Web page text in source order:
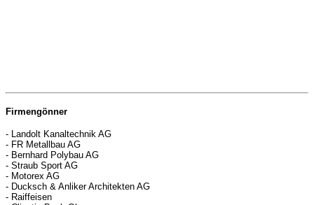
Firmengönner
- Landolt Kanaltechnik AG
- FR Metallbau AG
- Bernhard Polybau AG
- Straub Sport AG
- Motorex AG
- Ducksch & Anliker Architekten AG
- Raiffeisen